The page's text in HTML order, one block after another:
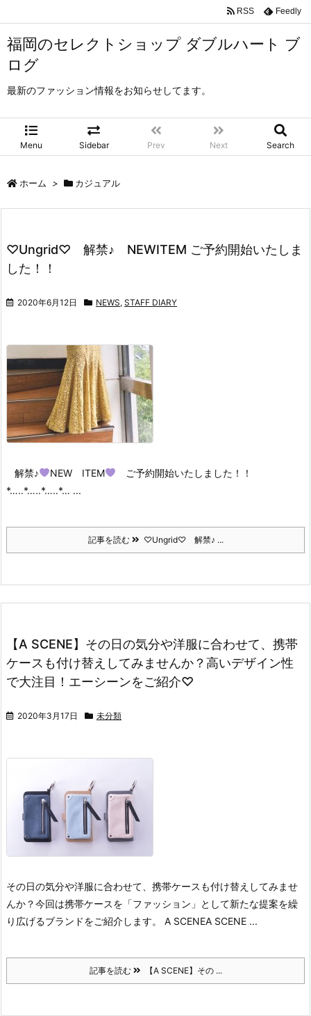
福岡のセレクトショップ ダブルハート ブ
ログ
最新のファッション情報をお知らせしてます。
Menu Sidebar Prev Next Search
RSS Feedly
ホーム > カジュアル
♡Ungrid♡ 解禁♪ NEWITEM ご予約開始いたしま
した！！
2020年6月12日 NEWS, STAFF DIARY
解禁♪ NEW ITEM
ご予約開始いたしました！！
*…..*…..*…..*… ...
記事を読む ♡Ungrid♡ 解禁♪ ...
【A SCENE】その日の気分や洋服に合わせて、携帯
ケースも付け替えしてみませんか？高いデザイン性
で大注目！エーシーンをご紹介♡
2020年3月17日 未分類
その日の気分や洋服に合わせて、携帯ケースも付け替えしてみませ
んか？今回は携帯ケースを「ファッション」として新たな提案を繰
り広げるブランドをご紹介します。
A SCENEA SCENE ...
記事を読む 【A SCENE】その ...